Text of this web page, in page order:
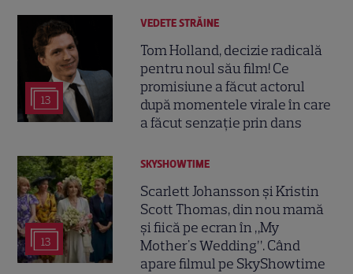
13
VEDETE STRĂINE
Tom Holland, decizie radicală
pentru noul său film! Ce
promisiune a făcut actorul
după momentele virale în care
a făcut senzație prin dans
13
SKYSHOWTIME
Scarlett Johansson și Kristin
Scott Thomas, din nou mamă
și fiică pe ecran în „My
Mother's Wedding”. Când
apare filmul pe SkyShowtime